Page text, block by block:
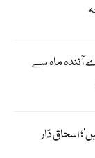
آئندہ ماہ سے
اسحاق ڈار